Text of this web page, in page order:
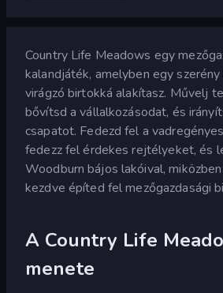
Country Life Meadows egy
kalandjáték, amelyben egy
virágzó birtokká alakítasz. Művelj
bővítsd a vállalkozásodat, és
csapatot. Fedezd fel a
fedezz fel érdekes rejtélyeket, és
Woodburn bájos lakóival,
kezdve építed fel mezőgazdasági
A Country Life
menete